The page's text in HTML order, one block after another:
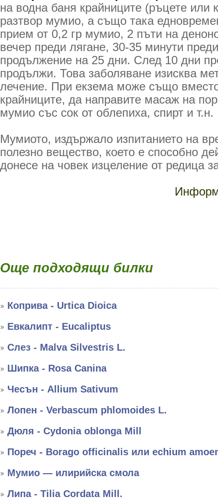
на водна баня крайниците (ръцете или
разтвор мумио, а също така
прием от 0,2 гр мумио, 2 пъти на
вечер преди лягане, 30-35 минути
продължение на 25 дни. След 10 дни
продължи. Това заболяване изисква
лечение. При екзема може също
крайниците, да направите масаж на
мумио със сок от облепиха, спирт и т.н.
Мумиото, издържало изпитанието на
полезно вещество, което е способно
донесе на човек изцеление от редица
Още подходящи билки
Коприва - Urtica Dioica
Евкалипт - Eucaliptus
Слез - Malva Silvestris L.
Шипка - Rosa Canina
Чесън - Allium Sativum
Лопен - Verbascum phlomoides L.
Дюля - Cydonia oblonga Mill
Пореч - Borago officinalis или echium
Мумио — илирийска смола
Липа - Tilia Cordata Mill.